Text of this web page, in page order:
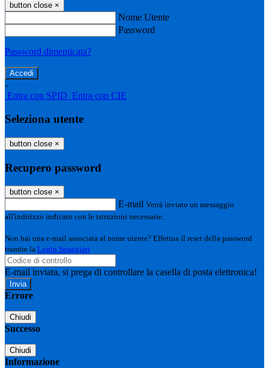
button close ×
Nome Utente
Password
Password dimenticata?
-
Entra con SPID Entra con CIE
Seleziona utente
button close ×
Recupero password
button close ×
E-mail Verrà inviato un messaggio
all'indirizzo indicato con le istruzioni necessarie.
Non hai una e-mail associata al nome utente? Effettua il reset della password
tramite la Login Spaggiari
E-mail inviata, si prega di controllare la casella di posta elettronica!
Errore
Chiudi
Successo
Chiudi
Informazione